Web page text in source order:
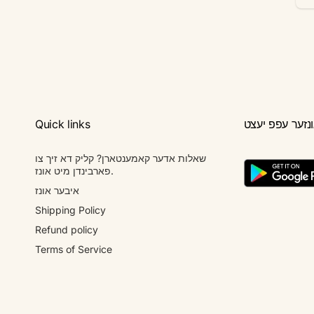
Quick links
שאלות אדער קאמענטארן? קליק דא זיך צו
פארבינדן מיט אונז.
איבער אונז
Shipping Policy
Refund policy
Terms of Service